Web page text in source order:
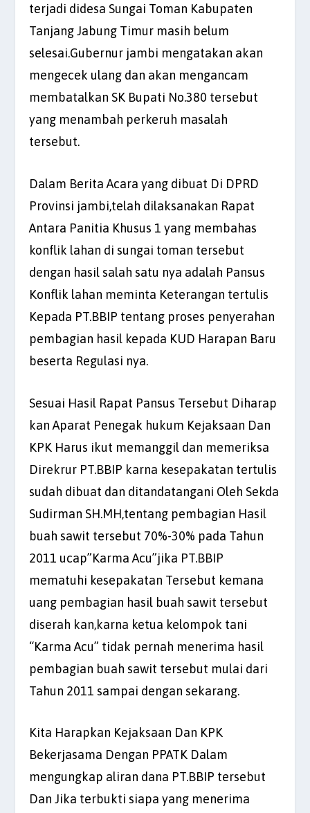
terjadi didesa Sungai Toman Kabupaten
Tanjang Jabung Timur masih belum
selesai.Gubernur jambi mengatakan akan
mengecek ulang dan akan mengancam
membatalkan SK Bupati No.380 tersebut
yang menambah perkeruh masalah
tersebut.
Dalam Berita Acara yang dibuat Di DPRD
Provinsi jambi,telah dilaksanakan Rapat
Antara Panitia Khusus 1 yang membahas
konflik lahan di sungai toman tersebut
dengan hasil salah satu nya adalah Pansus
Konflik lahan meminta Keterangan tertulis
Kepada PT.BBIP tentang proses penyerahan
pembagian hasil kepada KUD Harapan Baru
beserta Regulasi nya.
Sesuai Hasil Rapat Pansus Tersebut Diharap
kan Aparat Penegak hukum Kejaksaan Dan
KPK Harus ikut memanggil dan memeriksa
Direkrur PT.BBIP karna kesepakatan tertulis
sudah dibuat dan ditandatangani Oleh Sekda
Sudirman SH.MH,tentang pembagian Hasil
buah sawit tersebut 70%-30% pada Tahun
2011 ucap”Karma Acu”jika PT.BBIP
mematuhi kesepakatan Tersebut kemana
uang pembagian hasil buah sawit tersebut
diserah kan,karna ketua kelompok tani
“Karma Acu” tidak pernah menerima hasil
pembagian buah sawit tersebut mulai dari
Tahun 2011 sampai dengan sekarang.
Kita Harapkan Kejaksaan Dan KPK
Bekerjasama Dengan PPATK Dalam
mengungkap aliran dana PT.BBIP tersebut
Dan Jika terbukti siapa yang menerima